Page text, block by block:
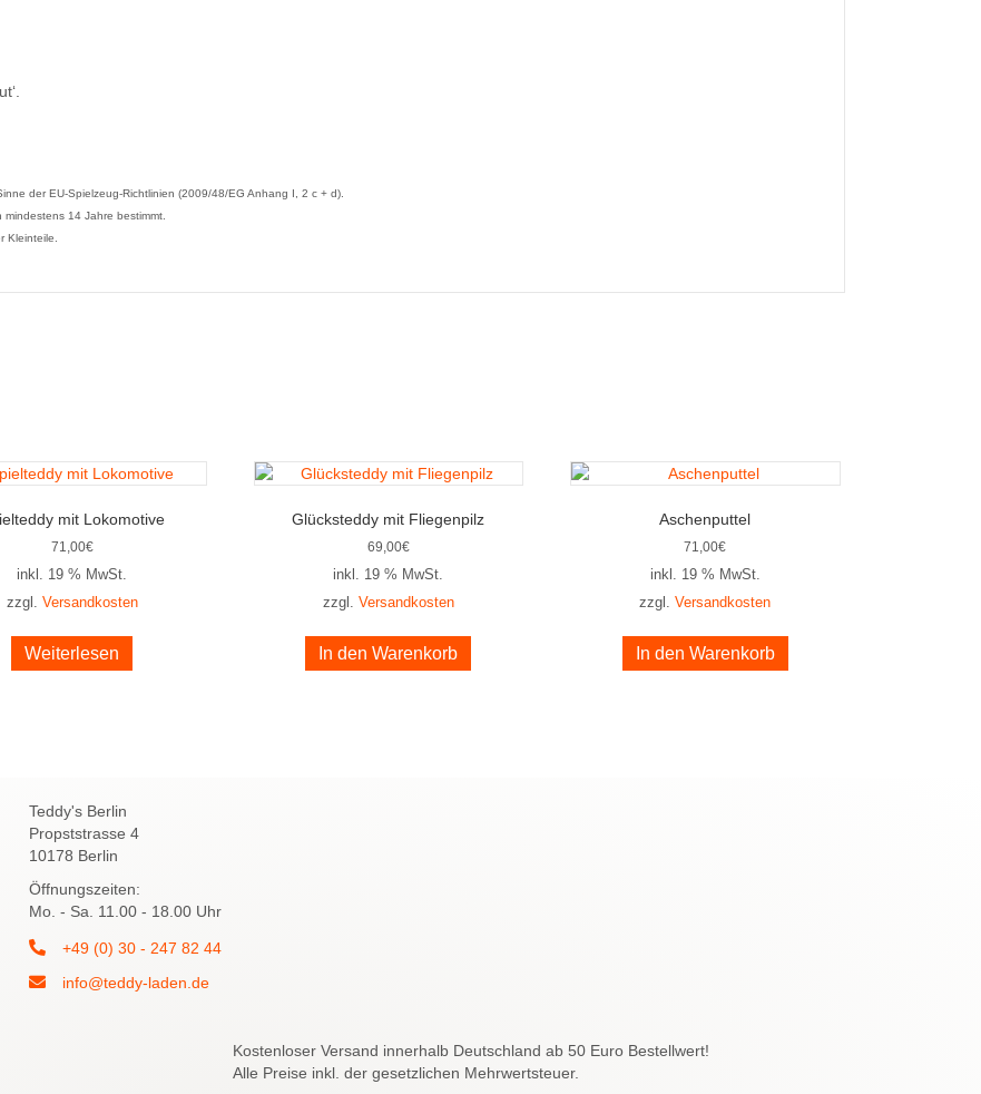
der EU-Spielzeug-Richtlinien (2009/48/EG Anhang I, 2 c + d).
14 Jahre bestimmt.
Kleinteile.
mit Lokomotive
71,00€
inkl. 19 % MwSt.
zzgl. Versandkosten
Weiterlesen
Glücksteddy mit Fliegenpilz
69,00€
inkl. 19 % MwSt.
zzgl. Versandkosten
In den Warenkorb
Aschenputtel
71,00€
inkl. 19 % MwSt.
zzgl.Versandkosten
In den Warenkorb
Teddy's Berlin
Propststrasse 4
10178 Berlin
Öffnungszeiten:
Mo. - Sa. 11.00 - 18.00 Uhr
+49 (0) 30 - 247 82 44
info@teddy-laden.de
Kostenloser Versand innerhalb Deutschland ab 50 Euro Bestellwert!
Alle Preise inkl. der gesetzlichen Mehrwertsteuer.